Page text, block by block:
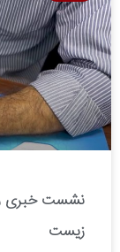
زیست